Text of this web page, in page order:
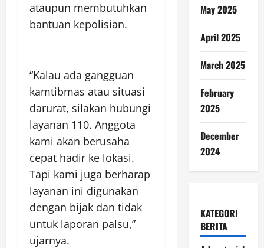
ataupun membutuhkan
bantuan kepolisian.
“Kalau ada gangguan
kamtibmas atau situasi
darurat, silakan hubungi
layanan 110. Anggota
kami akan berusaha
cepat hadir ke lokasi.
Tapi kami juga berharap
layanan ini digunakan
dengan bijak dan tidak
untuk laporan palsu,”
ujarnya.
May 2025
April 2025
March 2025
February
2025
December
2024
KATEGORI
BERITA